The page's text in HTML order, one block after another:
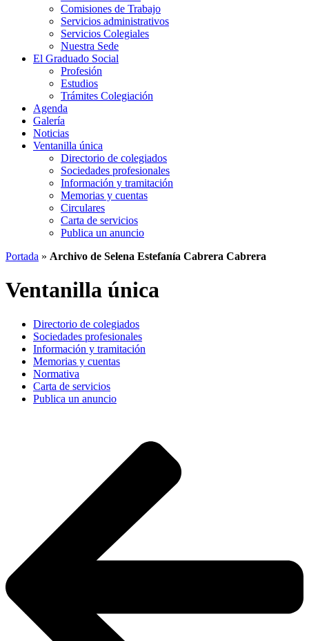
Comisiones de Trabajo
Servicios administrativos
Servicios Colegiales
Nuestra Sede
El Graduado Social
Profesión
Estudios
Trámites Colegiación
Agenda
Galería
Noticias
Ventanilla única
Directorio de colegiados
Sociedades profesionales
Información y tramitación
Memorias y cuentas
Circulares
Carta de servicios
Publica un anuncio
Portada » Archivo de Selena Estefanía Cabrera Cabrera
Ventanilla única
Directorio de colegiados
Sociedades profesionales
Información y tramitación
Memorias y cuentas
Normativa
Carta de servicios
Publica un anuncio